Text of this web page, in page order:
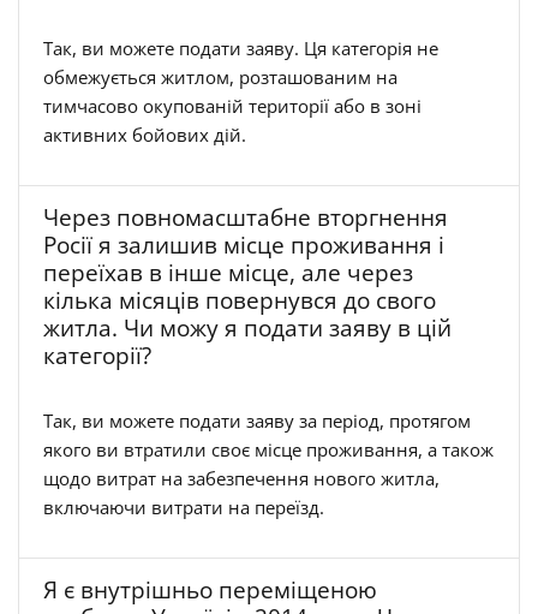
Так, ви можете подати заяву. Ця категорія не
обмежується житлом, розташованим на
тимчасово окупованій території або в зоні
активних бойових дій.
Через повномасштабне вторгнення
Росії я залишив місце проживання і
переїхав в інше місце, але через
кілька місяців повернувся до свого
житла. Чи можу я подати заяву в цій
категорії?
Так, ви можете подати заяву за період, протягом
якого ви втратили своє місце проживання, а також
щодо витрат на забезпечення нового житла,
включаючи витрати на переїзд.
Я є внутрішньо переміщеною